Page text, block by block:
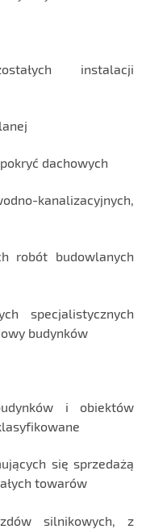
instalacji
dachowych
kanalizacyjnych,
robót budowlanych
specjalistycznych
budynków
i obiektów
się sprzedażą
towarów
silnikowych, z